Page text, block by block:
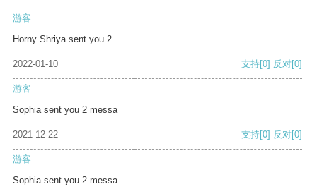
游客
Horny Shriya sent you 2
2022-01-10 支持[0] 反对[0]
游客
Sophia sent you 2 messa
2021-12-22 支持[0] 反对[0]
游客
Sophia sent you 2 messa